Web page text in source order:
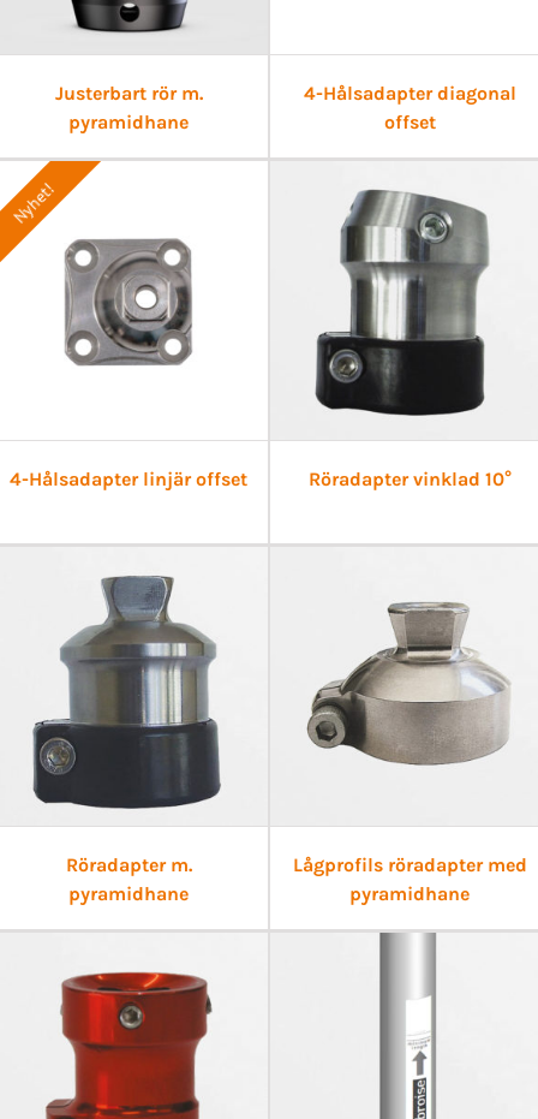
Justerbart rör m.
pyramidhane
4-Hålsadapter diagonal
offset
Nyhet!
4-Hålsadapter linjär offset Röradapter vinklad 10°
Röradapter m.
pyramidhane
Lågprofils röradapter med
pyramidhane